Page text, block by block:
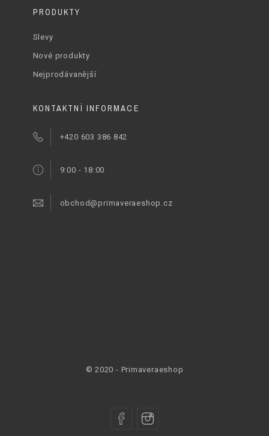
PRODUKTY
Slevy
Nové produkty
Nejprodávanější
KONTAKTNÍ INFORMACE
+420 603 386 842
9:00 - 18:00
obchod@primaveraeshop.cz
© 2020 - Primaveraeshop